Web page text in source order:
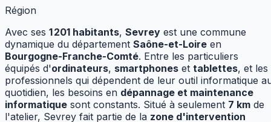
Région
Avec ses 1 201 habitants, Sevrey est une commune
dynamique du département Saône-et-Loire en
Bourgogne-Franche-Comté. Entre les particuliers
équipés d'ordinateurs, smartphones et tablettes, et les
professionnels qui dépendent de leur outil informatique
quotidien, les besoins en dépannage et maintenance
informatique sont constants. Situé à seulement 7 km de
l'atelier, Sevrey fait partie de la zone d'intervention